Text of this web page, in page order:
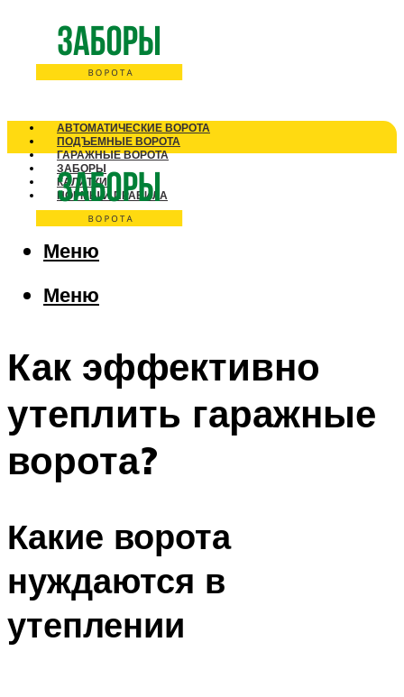
АВТОМАТИЧЕСКИЕ ВОРОТА
ПОДЪЕМНЫЕ ВОРОТА
ГАРАЖНЫЕ ВОРОТА
ЗАБОРЫ
КАЛИТКИ
НОРМЫ И ПРАВИЛА
Меню
Меню
Как эффективно
утеплить гаражные
ворота?
Какие ворота
нуждаются в
утеплении